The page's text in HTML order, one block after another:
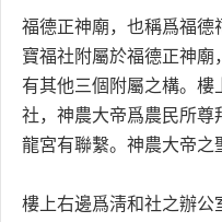
福德正神廟，也稱爲福德
寶福社附屬於福德正神廟
有其他三個附屬之構。
社，神農大帝爲農民所
龍宮有聯繫。神農大帝之
樓上右邊爲淸和社之辦公